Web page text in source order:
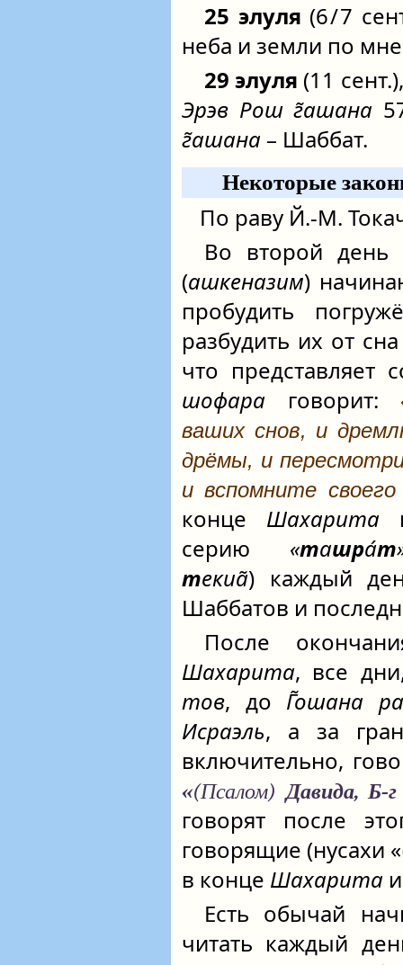
25 элуля (6 / 7
неба и земли по
29 элуля (11
Эрэв Рош г̃ашана
г̃ашана – Шаббат.
Некоторые
По раву Й.-М.
Во второй день
(ашкеназим)
пробудить
разбудить их от
что представляет
шофара говорит:
ваших снов, и
дрёмы, и
и вспомните своего
конце Шахарита
серию «ташра́т
текиа̃) каждый
Шаббатов и
После
Шахарита, все
тов, до Г̃ошана
Исраэль, а за
включительно,
«(Псалом) Давида,
говорят после
говорящие (нусахи «
в конце Шахарита
Есть обычай
читать каждый